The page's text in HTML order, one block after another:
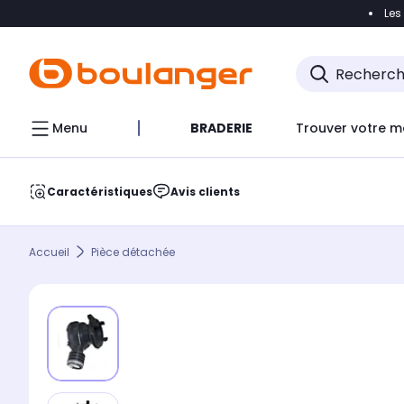
Accéder
Menu BRADERIE Trouver votre
Caractéristiques Avis clients
Accueil Pièce détachée